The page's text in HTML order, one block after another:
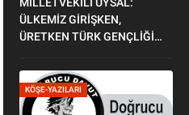
ÜLKEMİZ GİRİŞKEN,
ÜRETKEN TÜRK GENÇLİĞİ
KÖŞE-YAZILARI